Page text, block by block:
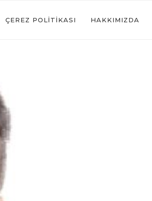
ÇEREZ POLITIKASI HAKKIMIZDA